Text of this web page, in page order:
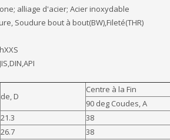
alliage d'acier; Acier inoxydable
Soudure bout à bout(BW),Fileté(THR)
de, D
Centre à la Fin
90 deg Coudes, A
21.3
38
26.7
38